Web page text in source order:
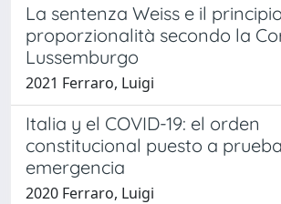
La sentenza Weiss e il
proporzionalità secondo la
Lussemburgo
2021 Ferraro, Luigi
Italia y el COVID-19: el orden
constitucional puesto a
emergencia
2020 Ferraro, Luigi